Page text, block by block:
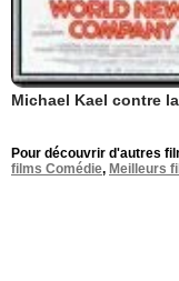
Pour découvrir d'autres
films Comédie, Meilleurs